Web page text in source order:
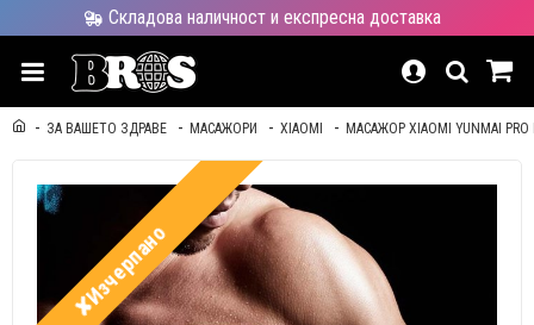
Складова наличност и експресна доставка
ЗА ВАШЕТО ЗДРАВЕ МАСАЖОРИ XIAOMI МАСАЖОР XIAOMI YUNMAI PRO
✘Изчерпано